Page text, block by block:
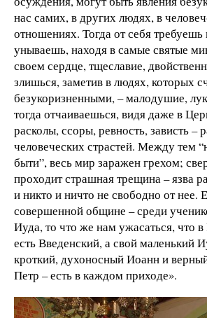
нас самих, в других людях, в
отношениях. Тогда от себя требуешь
унываешь, находя в самые святые
своем сердце, тщеславие,
злишься, заметив в людях, которых
безукоризненными, – малодушие,
тогда отчаиваешься, видя даже в
расколы, ссоры, ревность, зависть –
человеческих страстей. Между тем
быти”, весь мир заражен грехом;
проходит страшная трещина – язва
и никто и ничто не свободно от нее.
совершенной общине – среди
Иуда, то что же нам ужасаться, что
есть Введенский, а свой маленький
кроткий, духоносный Иоанн и
Петр – есть в каждом приходе».